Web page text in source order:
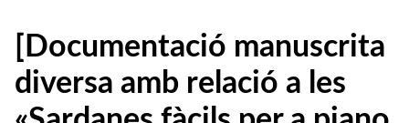
[Documentació manuscrita
diversa amb relació a les